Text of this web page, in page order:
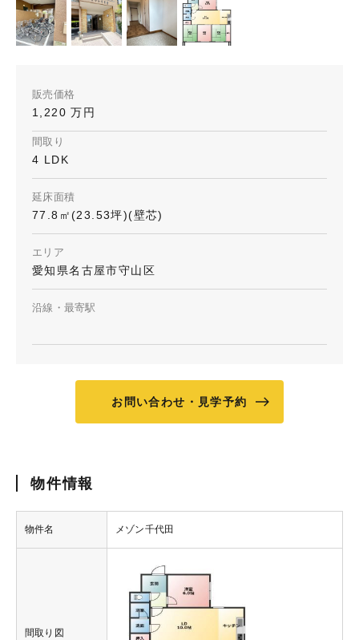
販売価格
1,220 万円
間取り
4 LDK
延床面積
77.8㎡(23.53坪)(壁芯)
エリア
愛知県名古屋市守山区
沿線・最寄駅
お問い合わせ・見学予約
物件情報
物件名 メゾン千代田
間取り図